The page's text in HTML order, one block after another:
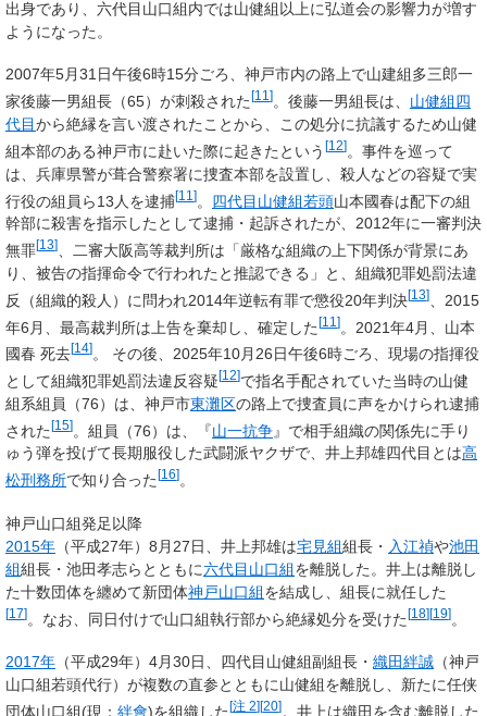
出身であり、六代目山口組内では山健組以上に弘道会の影響力が増す
ようになった。
2007年5月31日午後6時15分ごろ、神戸市内の路上で山建組多三郎一
家後藤一男組長（65）が刺殺された [11 ] 。後藤一男組長は、 山健組四
代目から絶縁を言い渡されたことから、この処分に抗議するため山健
組本部のある神戸市に赴いた際に起きたという [12] 。事件を巡って
は、兵庫県警が葺合警察署に捜査本部を設置し、殺人などの容疑で実
行役の組員ら13人を逮捕[11 ]。 四代目山健組若頭山本國春は配下の組
幹部に殺害を指示したとして逮捕・起訴されたが、2012年に一審判決
無罪[13]
、二審大阪高等裁判所は「厳格な組織の上下関係が背景にあ
り、被告の指揮命令で行われたと推認できる」と、組織犯罪処罰法違
反（組織的殺人）に問われ2014年逆転有罪で懲役20年判決[13]
、2015
年6月、最高裁判所は上告を棄却し、確定した[11 ]。2021年4月、山本
國春 死去[14] 。 その後、2025年10月26日午後6時ごろ、現場の指揮役
として組織犯罪処罰法違反容疑[12]で指名手配されていた当時の山健
組系組員（76）は、神戸市東灘区の路上で捜査員に声をかけられ逮捕
された[15]。組員（76）は、『山一抗争』で相手組織の関係先に手り
ゅう弾を投げて長期服役した武闘派ヤクザで、井上邦雄四代目とは高
松刑務所で知り合った [16] 。
神戸山口組発足以降
2015年 （平成27年）8月27日、井上邦雄は宅見組組長・ 入江禎や池田
組組長・池田孝志らとともに六代目山口組を離脱した。井上は離脱し
た十数団体を纏めて新団体神戸山口組を結成し、組長に就任した
[17]。なお、同日付けで山口組執行部から絶縁処分を受けた[18][19]。
2017年 （平成29年）4月30日、四代目山健組副組長・ 織田絆誠 （神戸
山口組若頭代行）が複数の直参とともに山健組を離脱し、新たに任侠
団体山口組(現： 絆會)を組織した[注 2][20]。井上は織田を含む離脱した